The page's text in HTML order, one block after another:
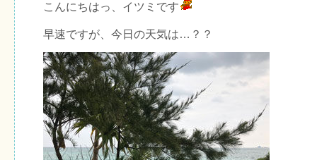
こんにちはっ、イツミです
早速ですが、今日の天気は…？？